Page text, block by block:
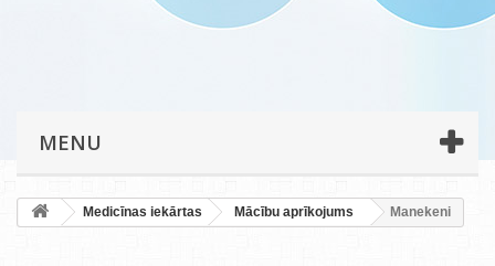
MENU
Medicīnas iekārtas Mācību aprīkojums Manekeni